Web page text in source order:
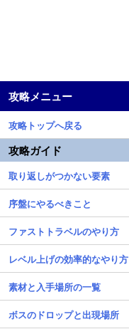
攻略メニュー
攻略トップへ戻る
攻略ガイド
取り返しがつかない要素
序盤にやるべきこと
ファストトラベルのやり方
レベル上げの効率的なやり方
素材と入手場所の一覧
ボスのドロップと出現場所